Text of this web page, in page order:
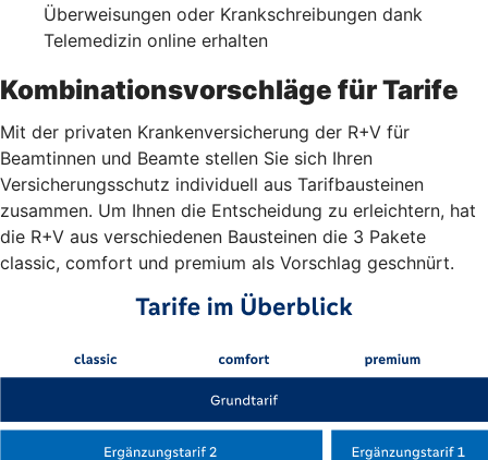
Überweisungen oder Krankschreibungen dank
Telemedizin online erhalten
Kombinationsvorschläge für Tarife
Mit der privaten Krankenversicherung der R+V für
Beamtinnen und Beamte stellen Sie sich Ihren
Versicherungsschutz individuell aus Tarifbausteinen
zusammen. Um Ihnen die Entscheidung zu erleichtern, hat
die R+V aus verschiedenen Bausteinen die 3 Pakete
classic, comfort und premium als Vorschlag geschnürt.